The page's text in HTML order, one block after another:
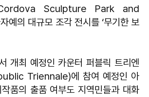
Sculpture Park and
예의 대규모 조각 전시를 ‘무기한 보
개최 예정인 카운터 퍼블릭 트리엔
Triennale)에 참여 예정인 아
품의 출품 여부도 지역민들과 대화